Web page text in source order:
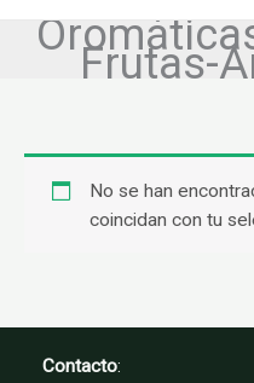
Frutas-
No se han
coincidan con tu
Contacto: